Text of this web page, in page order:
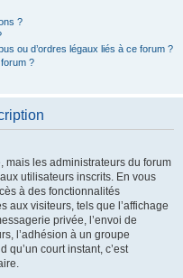
?
ou d’ordres légaux liés à ce forum ?
?
mais les administrateurs du forum
utilisateurs inscrits. En vous
à des fonctionnalités
aux visiteurs, tels que l’affichage
privée, l’envoi de
l’adhésion à un groupe
qu’un court instant, c’est